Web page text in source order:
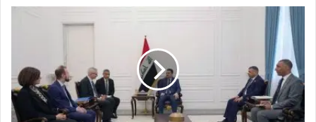
السوداني:
مكافحة
الفساد
أحد
أهم
أولويات
البرنامج
الحكومي